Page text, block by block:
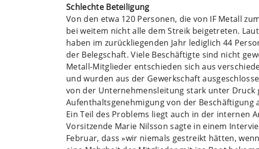
Schlechte Beteiligung
Von den etwa 120 Personen, die von IF Metall
bei weitem nicht alle dem Streik beigetreten.
haben im zurückliegenden Jahr lediglich 44
der Belegschaft. Viele Beschäftigte sind nicht
Metall-Mitglieder entschieden sich aus
und wurden aus der Gewerkschaft
von der Unternehmensleitung stark unter Druck
Aufenthaltsgenehmigung von der Beschäftigung
Ein Teil des Problems liegt auch in der internen
Vorsitzende Marie Nilsson sagte in einem
Februar, dass »wir niemals gestreikt hätten,